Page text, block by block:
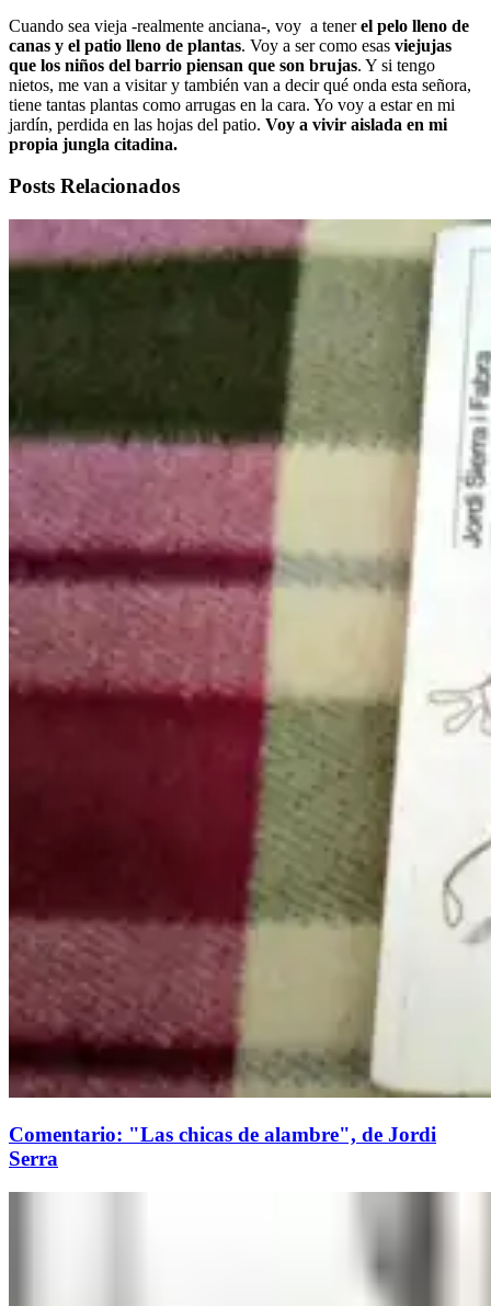
Cuando sea vieja -realmente anciana-, voy a tenerel pelo lleno de
canas y el patio lleno de plantas. Voy a ser como esas viejujas
que los niños del barrio piensan que son brujas. Y si tengo
nietos, me van a visitar y también van a decir qué onda esta señora,
tiene tantas plantas como arrugas en la cara. Yo voy a estar en mi
jardín, perdida en las hojas del patio. Voy a vivir aislada en mi
propia jungla citadina.
Posts Relacionados
Comentario: "Las chicas de alambre", de Jordi
Serra